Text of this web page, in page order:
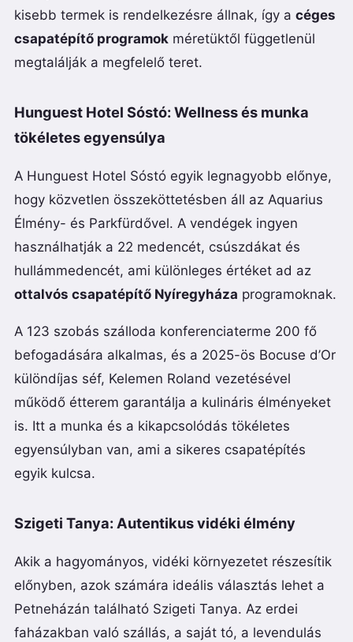
kisebb termek is rendelkezésre állnak, így a céges
csapatépítő programok méretüktől függetlenül
megtalálják a megfelelő teret.
Hunguest Hotel Sóstó: Wellness és munka
tökéletes egyensúlya
A Hunguest Hotel Sóstó egyik legnagyobb előnye,
hogy közvetlen összeköttetésben áll az Aquarius
Élmény- és Parkfürdővel. A vendégek ingyen
használhatják a 22 medencét, csúszdákat és
hullámmedencét, ami különleges értéket ad az
ottalvós csapatépítő Nyíregyháza programoknak.
A 123 szobás szálloda konferenciaterme 200 fő
befogadására alkalmas, és a 2025-ös Bocuse d’Or
különdíjas séf, Kelemen Roland vezetésével
működő étterem garantálja a kulináris élményeket
is. Itt a munka és a kikapcsolódás tökéletes
egyensúlyban van, ami a sikeres csapatépítés
egyik kulcsa.
Szigeti Tanya: Autentikus vidéki élmény
Akik a hagyományos, vidéki környezetet részesítik
előnyben, azok számára ideális választás lehet a
Petneházán található Szigeti Tanya. Az erdei
faházakban való szállás, a saját tó, a levendulás